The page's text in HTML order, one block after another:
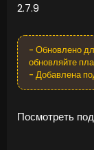
2.7.9
- Обновлено
обновляйте
- Добавлена
Посмотреть